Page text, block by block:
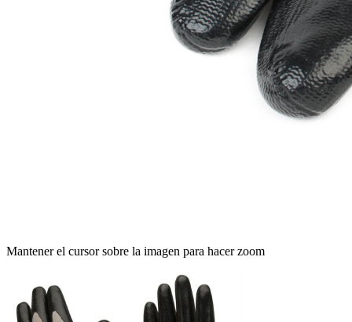
Mantener el cursor sobre la imagen para hacer zoom